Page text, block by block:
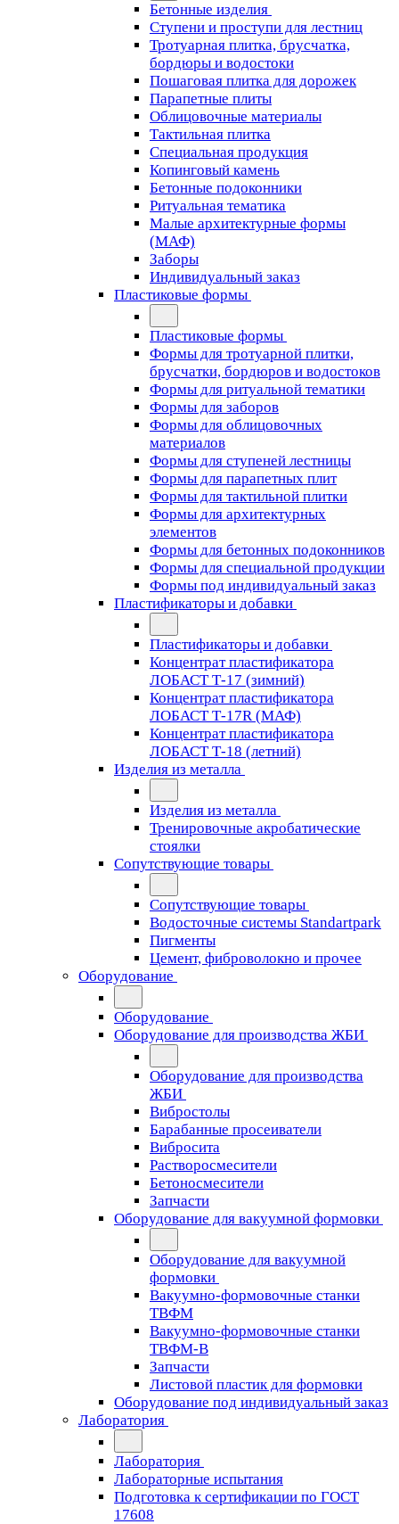
Бетонные изделия
Ступени и проступи для лестниц
Тротуарная плитка, брусчатка,
бордюры и водостоки
Пошаговая плитка для дорожек
Парапетные плиты
Облицовочные материалы
Тактильная плитка
Специальная продукция
Копинговый камень
Бетонные подоконники
Ритуальная тематика
Малые архитектурные формы
(МАФ)
Заборы
Индивидуальный заказ
Пластиковые формы
Пластиковые формы
Формы для тротуарной плитки,
брусчатки, бордюров и водостоков
Формы для ритуальной тематики
Формы для заборов
Формы для облицовочных
материалов
Формы для ступеней лестницы
Формы для парапетных плит
Формы для тактильной плитки
Формы для архитектурных
элементов
Формы для бетонных подоконников
Формы для специальной продукции
Формы под индивидуальный заказ
Пластификаторы и добавки
Пластификаторы и добавки
Концентрат пластификатора
ЛОБАСТ Т-17 (зимний)
Концентрат пластификатора
ЛОБАСТ Т-17R (МАФ)
Концентрат пластификатора
ЛОБАСТ Т-18 (летний)
Изделия из металла
Изделия из металла
Тренировочные акробатические
стоялки
Сопутствующие товары
Сопутствующие товары
Водосточные системы Standartpark
Пигменты
Цемент, фиброволокно и прочее
Оборудование
Оборудование
Оборудование для производства ЖБИ
Оборудование для производства
ЖБИ
Вибростолы
Барабанные просеиватели
Вибросита
Растворосмесители
Бетоносмесители
Запчасти
Оборудование для вакуумной формовки
Оборудование для вакуумной
формовки
Вакуумно-формовочные станки
ТВФМ
Вакуумно-формовочные станки
ТВФМ-В
Запчасти
Листовой пластик для формовки
Оборудование под индивидуальный заказ
Лаборатория
Лаборатория
Лабораторные испытания
Подготовка к сертификации по ГОСТ
17608